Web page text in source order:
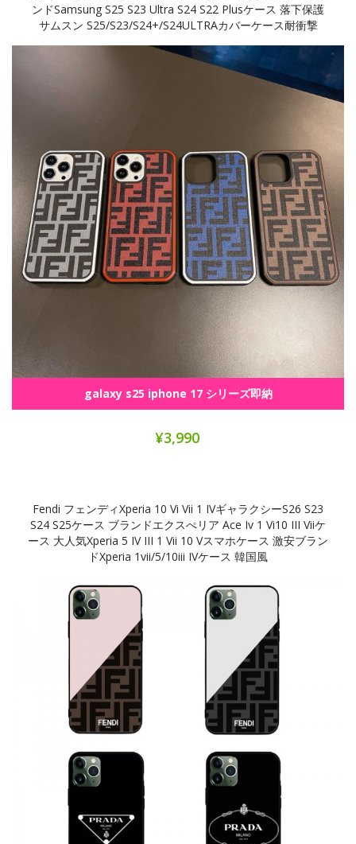
ンドSamsung S25 S23 Ultra S24 S22 Plusケース 落下保護
サムスン S25/S23/S24+/S24ULTRAカバーケース耐衝撃
galaxy s25 iphone 17 シリーズ即納
¥3,990
Fendi フェンディXperia 10 Vi Vii 1 IVギャラクシーs26 S23
S24 S25ケース ブランドエクスぺリア Ace Iv 1 Vi10 III Viiケ
ース 大人気Xperia 5 IV III 1 Vii 10 Vスマホケース 激安ブラン
ドXperia 1vii/5/10iii IVケース 韓国風